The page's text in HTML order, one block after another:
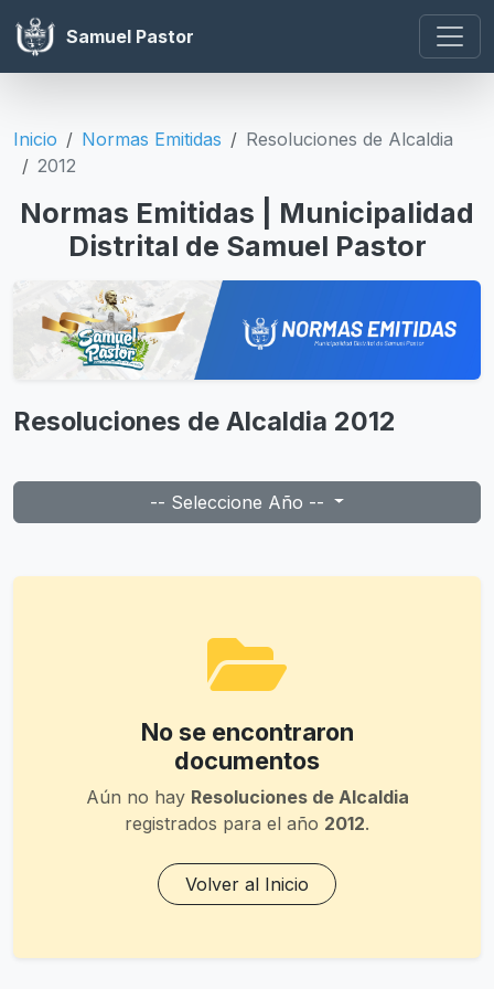
Samuel Pastor
Inicio Normas Emitidas
Resoluciones de Alcaldia
2012
Normas Emitidas | Municipalidad
Distrital de Samuel Pastor
Resoluciones de Alcaldia 2012
-- Seleccione Año --
No se encontraron
documentos
Aún no hay Resoluciones de Alcaldia
registrados para el año 2012.
Volver al Inicio